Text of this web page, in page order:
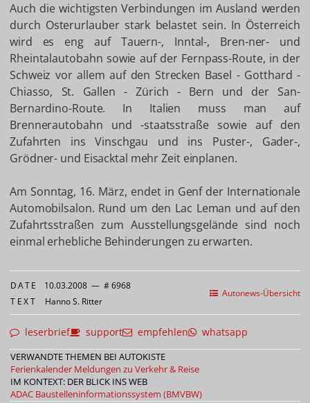
Auch die wichtigsten Verbindungen im Ausland werden
durch Osterurlauber stark belastet sein. In Österreich
wird es eng auf Tauern-, Inntal-, Bren-ner- und
Rheintalautobahn sowie auf der Fernpass-Route, in der
Schweiz vor allem auf den Strecken Basel - Gotthard -
Chiasso, St. Gallen - Zürich - Bern und der San-
Bernardino-Route. In Italien muss man auf
Brennerautobahn und -staatsstraße sowie auf den
Zufahrten ins Vinschgau und ins Puster-, Gader-,
Grödner- und Eisacktal mehr Zeit einplanen.
Am Sonntag, 16. März, endet in Genf der Internationale
Automobilsalon. Rund um den Lac Leman und auf den
Zufahrtsstraßen zum Ausstellungsgelände sind noch
einmal erhebliche Behinderungen zu erwarten.
Autonews-Übersicht
DATE 10.03.2008 — # 6968
TEXT Hanno S. Ritter
leserbrief support empfehlen whatsapp
VERWANDTE THEMEN BEI AUTOKISTE
Ferienkalender Meldungen zu Verkehr & Reise
IM KONTEXT: DER BLICK INS WEB
ADAC Baustelleninformationssystem (BMVBW)